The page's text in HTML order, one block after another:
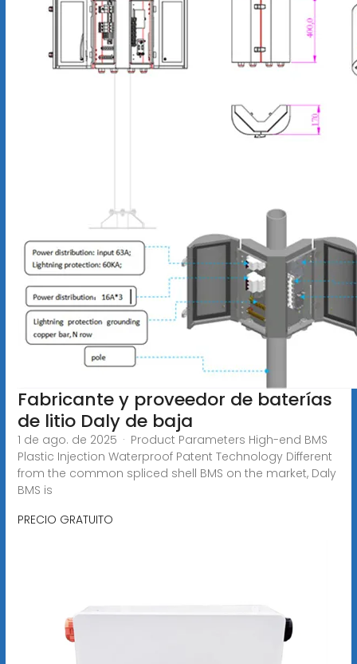
Fabricante y proveedor de baterías
de litio Daly de baja
1 de ago. de 2025 · Product Parameters High-end BMS
Plastic Injection Waterproof Patent Technology Different
from the common spliced shell BMS on the market, Daly
BMS is
PRECIO GRATUITO